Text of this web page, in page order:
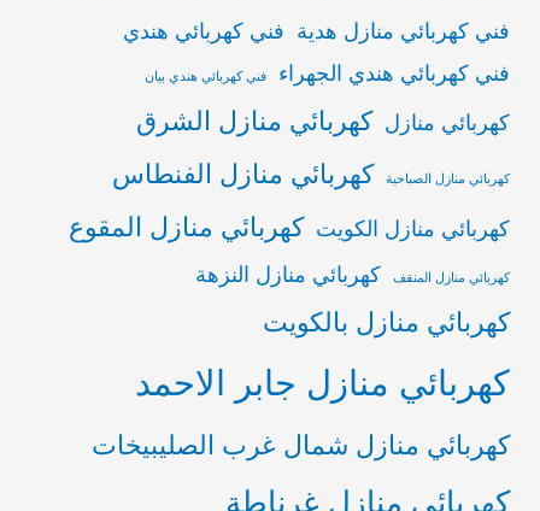
فني كهربائي منازل هدية فني كهربائي هندي
فني كهربائي هندي الجهراء
فني كهربائي هندي بيان
كهربائي منازل كهربائي منازل الشرق
كهربائي منازل الصباحية كهربائي منازل الفنطاس
كهربائي منازل الكويت كهربائي منازل المقوع
كهربائي منازل المنقف كهربائي منازل النزهة
كهربائي منازل بالكويت
كهربائي منازل جابر الاحمد
كهربائي منازل شمال غرب الصليبيخات
كهربائي منازل غرناطة